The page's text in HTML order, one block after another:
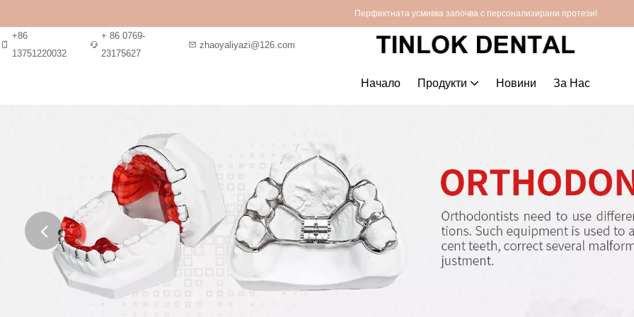
Перфектната усмивка започва с персонализирани протези!
+86
13751220032
+ 86 0769-
23175627
zhaoyaliyazi@126.com
Начало Продукти Новини За Нас